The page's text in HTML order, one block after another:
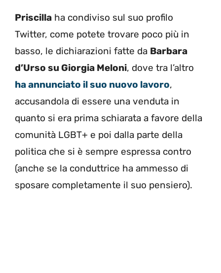
Priscilla ha condiviso sul suo profilo
Twitter, come potete trovare poco più in
basso, le dichiarazioni fatte da Barbara
d’Urso su Giorgia Meloni, dove tra l’altro
ha annunciato il suo nuovo lavoro,
accusandola di essere una venduta in
quanto si era prima schiarata a favore della
comunità LGBT+ e poi dalla parte della
politica che si è sempre espressa contro
(anche se la conduttrice ha ammesso di
sposare completamente il suo pensiero).